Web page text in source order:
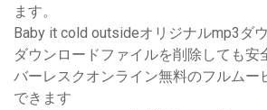
ます。
Baby it cold outsideオリジナルmp3ダ
ダウンロードファイルを削除しても安
バーレスクオンライン無料のフルムー
できます